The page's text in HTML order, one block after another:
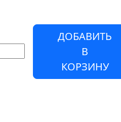
ДОБАВИТЬ
В
КОРЗИНУ